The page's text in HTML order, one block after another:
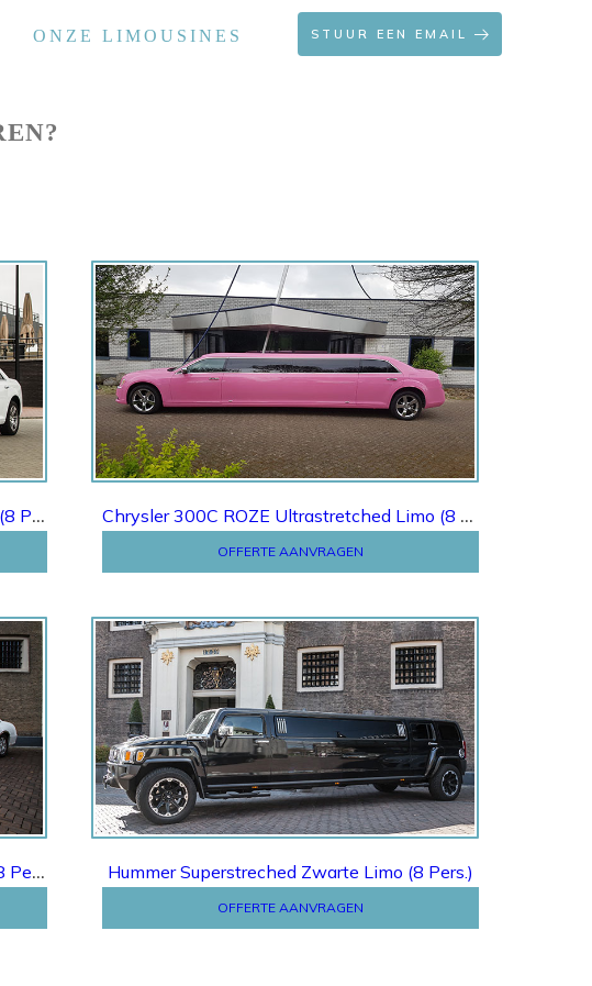
STUUR EEN EMAIL
ONZE LIMOUSINES
Chrysler 300 Hollywood Limo (*NIEUW) (8 Pers.)
OFFERTE
Chrysler 300C ROZE Ultrastretched Limo (8 Pers.)
OFFERTE AANVRAGEN
Lincoln Executive Superstretched Limo (8 Pers.)
Offerte
Hummer Superstreched Zwarte Limo (8 Pers.)
OFFERTE AANVRAGEN